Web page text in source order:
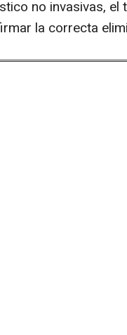
no invasivas,
la correcta